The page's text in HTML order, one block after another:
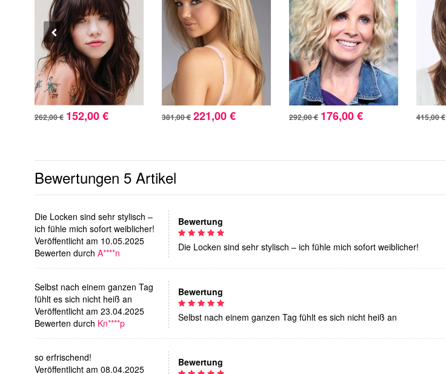
262,00 € 152,00 € 381,00 € 221,00 € 292,00 € 176,00 € 415,00 €
Bewertungen 5 Artikel
Die Locken sind sehr stylisch –
ich fühle mich sofort weiblicher!
Veröffentlicht am 10.05.2025
Bewerten durch A****n
Bewertung
Die Locken sind sehr stylisch – ich fühle mich sofort weiblicher!
Selbst nach einem ganzen Tag
fühlt es sich nicht heiß an
Veröffentlicht am 23.04.2025
Bewerten durch Kn****p
Bewertung
Selbst nach einem ganzen Tag fühlt es sich nicht heiß an
so erfrischend!
Veröffentlicht am 08.04.2025
Bewertung